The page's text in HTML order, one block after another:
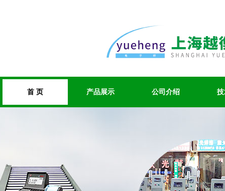
首 页 产品展示 公司介绍